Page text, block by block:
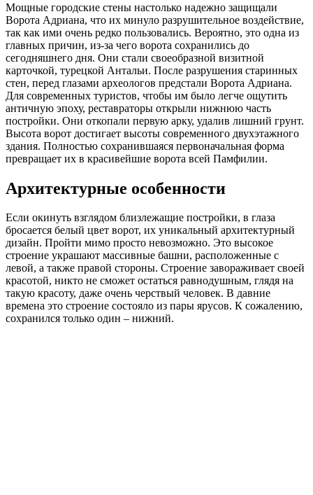
Мощные городские стены настолько надежно защищали
Ворота Адриана, что их минуло разрушительное воздействие,
так как ими очень редко пользовались. Вероятно, это одна из
главных причин, из-за чего ворота сохранились до
сегодняшнего дня. Они стали своеобразной визитной
карточкой, турецкой Антальи. После разрушения старинных
стен, перед глазами археологов предстали Ворота Адриана.
Для современных туристов, чтобы им было легче ощутить
античную эпоху, реставраторы открыли нижнюю часть
постройки. Они откопали первую арку, удалив лишний грунт.
Высота ворот достигает высоты современного двухэтажного
здания. Полностью сохранившаяся первоначальная форма
превращает их в красивейшие ворота всей Памфилии.
Архитектурные особенности
Если окинуть взглядом близлежащие постройки, в глаза
бросается белый цвет ворот, их уникальный архитектурный
дизайн. Пройти мимо просто невозможно. Это высокое
строение украшают массивные башни, расположенные с
левой, а также правой стороны. Строение завораживает своей
красотой, никто не сможет остаться равнодушным, глядя на
такую красоту, даже очень черствый человек. В давние
времена это строение состояло из пары ярусов. К сожалению,
сохранился только один – нижний.